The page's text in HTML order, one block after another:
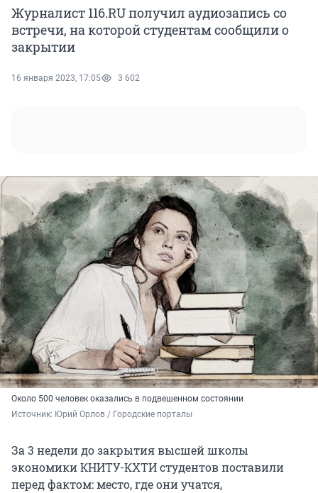
Журналист 116.RU получил аудиозапись со
встречи, на которой студентам сообщили о
закрытии
16 января 2023, 17:05 3 602
Около 500 человек оказались в подвешенном состоянии
Источник: Юрий Орлов / Городские порталы
За 3 недели до закрытия высшей школы
экономики КНИТУ-КХТИ студентов поставили
перед фактом: место, где они учатся,